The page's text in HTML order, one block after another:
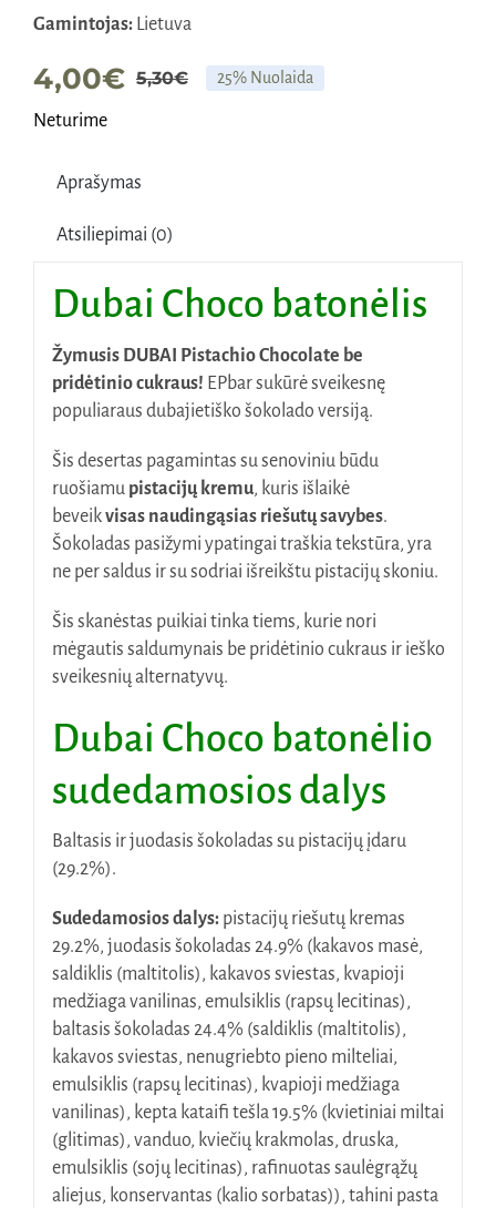
Gamintojas:Lietuva
5,30€Original
4,00€
Current
25% Nuolaida
Neturime
Aprašymas
Atsiliepimai (0)
Dubai Choco batonėlis
Žymusis DUBAI Pistachio Chocolate be
pridėtinio cukraus! EPbar sukūrė sveikesnę
populiaraus dubajietiško šokolado versiją.
Šis desertas pagamintas su senoviniu būdu
ruošiamu pistacijų kremu, kuris išlaikė
beveikvisas naudingąsias riešutųsavybes.
Šokoladas pasižymi ypatingai traškia tekstūra, yra
ne per saldus ir su sodriai išreikštu pistacijų skoniu.
Šis skanėstas puikiai tinka tiems, kurie nori
mėgautis saldumynais be pridėtinio cukraus ir ieško
sveikesnių alternatyvų.
Dubai Choco batonėlio
sudedamosios dalys
Baltasis ir juodasis šokoladas su pistacijų įdaru
(29.2%).
Sudedamosios dalys:pistacijų riešutų kremas
29.2%, juodasis šokoladas 24.9% (kakavos masė,
saldiklis (maltitolis), kakavos sviestas, kvapioji
medžiaga vanilinas, emulsiklis (rapsų lecitinas),
baltasis šokoladas 24.4% (saldiklis (maltitolis),
kakavos sviestas, nenugriebto pieno milteliai,
emulsiklis (rapsų lecitinas), kvapioji medžiaga
vanilinas), kepta kataifi tešla 19.5% (kvietiniai miltai
(glitimas), vanduo, kviečių krakmolas, druska,
emulsiklis (sojų lecitinas), rafinuotas saulėgrąžų
aliejus, konservantas (kalio sorbatas)), tahini pasta